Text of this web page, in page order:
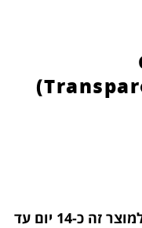
זה
כ-14 יום עד